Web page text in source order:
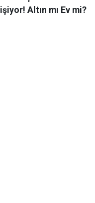
Altın mı Ev mi?